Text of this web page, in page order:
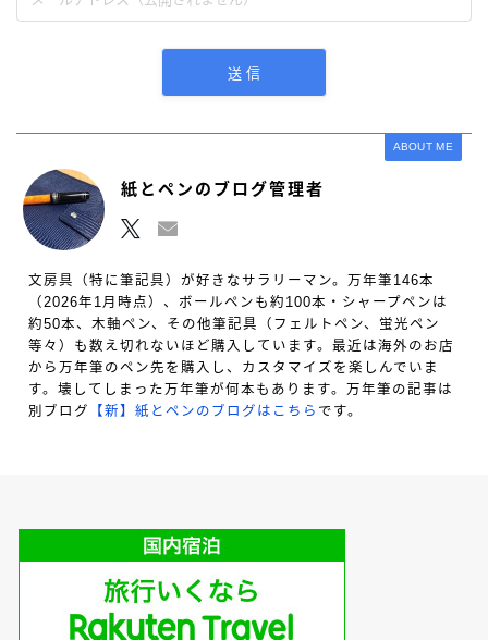
ABOUT ME
紙とペンのブログ管理者
文房具（特に筆記具）が好きなサラリーマン。万年筆146本
（2026年1月時点）、ボールペンも約100本・シャープペンは
約50本、木軸ペン、その他筆記具（フェルトペン、蛍光ペン
等々）も数え切れないほど購入しています。最近は海外のお店
から万年筆のペン先を購入し、カスタマイズを楽しんでいま
す。壊してしまった万年筆が何本もあります。万年筆の記事は
別ブログ
【新】紙とペンのブログはこちら です。